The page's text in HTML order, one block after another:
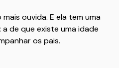
ouvida. E ela tem uma
de que existe uma idade
os pais.